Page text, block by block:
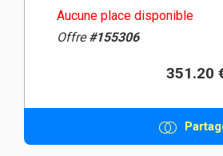
Aucune place disponible
Offre#155306
351.20